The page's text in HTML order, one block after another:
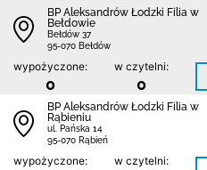
BP Aleksandrów Łodzki Filia w
Bełdowie
Bełdów 37
95-070 Bełdów
wypożyczone:
0
w czytelni:
0
BP Aleksandrów Łodzki Filia w
Rąbieniu
ul. Pańska 14
95-070 Rąbień
wypożyczone: w czytelni: